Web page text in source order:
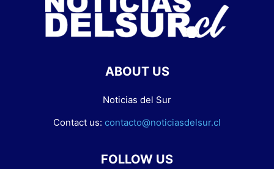
ABOUT US
Noticias del Sur
Contact us: contacto@noticiasdelsur.cl
FOLLOW US